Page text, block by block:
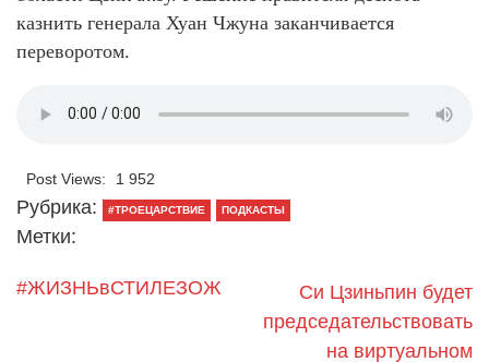
казнить генерала Хуан Чжуна заканчивается
переворотом.
Post Views: 1 952
Рубрика: #ТРОЕЦАРСТВИЕ ПОДКАСТЫ
Метки:
#ЖИЗНЬвСТИЛЕЗОЖ
Си Цзиньпин будет
председательствовать
на виртуальном